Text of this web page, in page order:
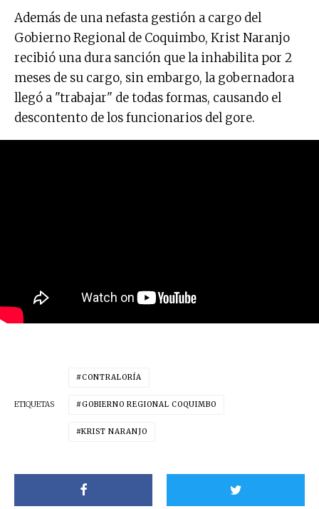
Además de una nefasta gestión a cargo del
Gobierno Regional de Coquimbo, Krist Naranjo
recibió una dura sanción que la inhabilita por 2
meses de su cargo, sin embargo, la gobernadora
llegó a "trabajar" de todas formas, causando el
descontento de los funcionarios del gore.
ETIQUETAS
CONTRALORÍA
GOBIERNO REGIONAL COQUIMBO
KRIST NARANJO